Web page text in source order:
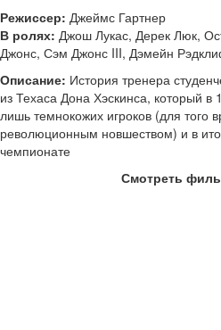
Режиссер: Джеймс Гартнер
В ролях: Джош Лукас, Дерек Люк,
Джонс, Сэм Джонс III, Дэмейн
Описание: История тренера
из Техаса Дона Хэскинса, который в
лишь темнокожих игроков (для того
революционным новшеством) и в
чемпионате
Смотреть